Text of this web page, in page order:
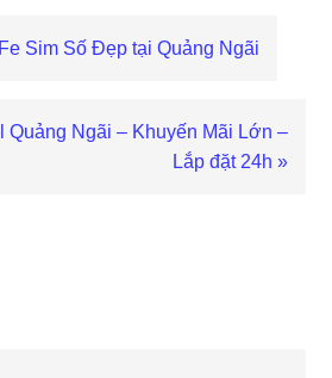
Sim Số Đẹp tại Quảng Ngãi
Quảng Ngãi – Khuyến Mãi Lớn –
Lắp đặt 24h »